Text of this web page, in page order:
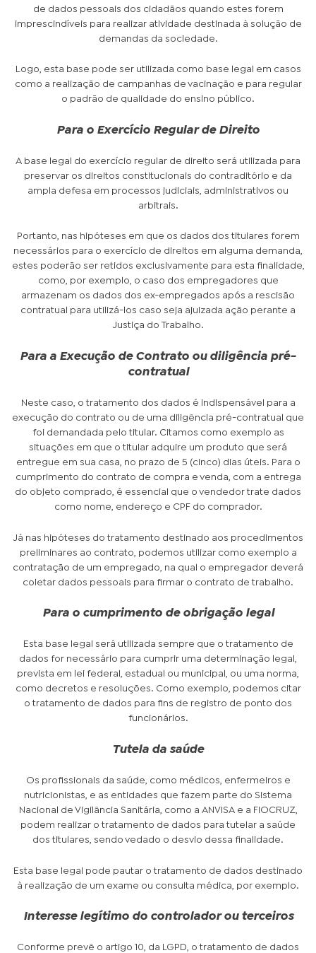
de dados pessoais dos cidadãos quando estes forem
imprescindíveis para realizar atividade destinada à solução de
demandas da sociedade.
Logo, esta base pode ser utilizada como base legal em casos
como a realização de campanhas de vacinação e para regular
o padrão de qualidade do ensino público.
Para o Exercício Regular de Direito
A base legal do exercício regular de direito será utilizada para
preservar os direitos constitucionais do contraditório e da
ampla defesa em processos judiciais, administrativos ou
arbitrais.
Portanto, nas hipóteses em que os dados dos titulares forem
necessários para o exercício de direitos em alguma demanda,
estes poderão ser retidos exclusivamente para esta finalidade,
como, por exemplo, o caso dos empregadores que
armazenam os dados dos ex-empregados após a rescisão
contratual para utilizá-los caso seja ajuizada ação perante a
Justiça do Trabalho.
Para a Execução de Contrato ou diligência pré-
contratual
Neste caso, o tratamento dos dados é indispensável para a
execução do contrato ou de uma diligência pré-contratual que
foi demandada pelo titular. Citamos como exemplo as
situações em que o titular adquire um produto que será
entregue em sua casa, no prazo de 5 (cinco) dias úteis. Para o
cumprimento do contrato de compra e venda, com a entrega
do objeto comprado, é essencial que o vendedor trate dados
como nome, endereço e CPF do comprador.
Já nas hipóteses do tratamento destinado aos procedimentos
preliminares ao contrato, podemos utilizar como exemplo a
contratação de um empregado, na qual o empregador deverá
coletar dados pessoais para firmar o contrato de trabalho.
Para o cumprimento de obrigação legal
Esta base legal será utilizada sempre que o tratamento de
dados for necessário para cumprir uma determinação legal,
prevista em lei federal, estadual ou municipal, ou uma norma,
como decretos e resoluções. Como exemplo, podemos citar
o tratamento de dados para fins de registro de ponto dos
funcionários.
Tutela da saúde
Os profissionais da saúde, como médicos, enfermeiros e
nutricionistas, e as entidades que fazem parte do Sistema
Nacional de Vigilância Sanitária, como a ANVISA e a FIOCRUZ,
podem realizar o tratamento de dados para tutelar a saúde
dos titulares, sendo vedado o desvio dessa finalidade.
Esta base legal pode pautar o tratamento de dados destinado
à realização de um exame ou consulta médica, por exemplo.
Interesse legítimo do controlador ou terceiros
Conforme prevê o artigo 10, da LGPD, o tratamento de dados